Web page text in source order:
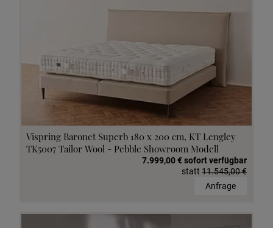
Vispring Baronet Superb 180 x 200 cm, KT Lengley
TK5007 Tailor Wool - Pebble Showroom Modell
7.999,00 € sofort verfügbar
statt 11.545,00 €
Anfrage